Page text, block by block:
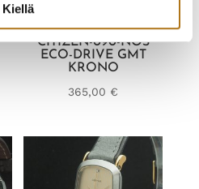
Kiellä
CITIZEN-090-NOS
ECO-DRIVE GMT
KRONO
365,00 €